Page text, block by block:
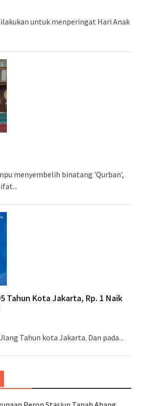
untuk menperingat Hari Anak
menyembelih binatang 'Qurban',
Tahun Kota Jakarta, Rp. 1 Naik
Tahun kota Jakarta. Dan pada...